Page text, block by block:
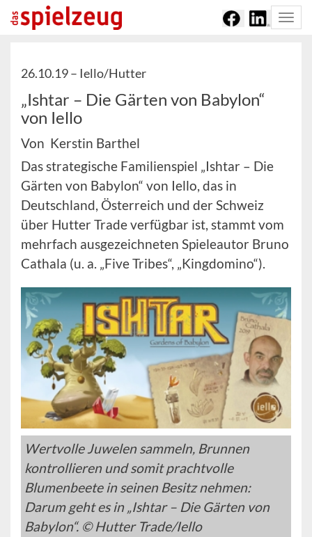
26.10.19 – Iello/Hutter
„Ishtar – Die Gärten von Babylon“
von Iello
Von Kerstin Barthel
Das strategische Familienspiel „Ishtar – Die
Gärten von Babylon“ von Iello, das in
Deutschland, Österreich und der Schweiz
über Hutter Trade verfügbar ist, stammt vom
mehrfach ausgezeichneten Spieleautor Bruno
Cathala (u. a. „Five Tribes“, „Kingdomino“).
Wertvolle Juwelen sammeln, Brunnen
kontrollieren und somit prachtvolle
Blumenbeete in seinen Besitz nehmen:
Darum geht es in „Ishtar – Die Gärten von
Babylon“. © Hutter Trade/Iello